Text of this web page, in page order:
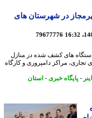
غیرمجاز در شهرستان های
79677776
های کشف شده در منازل
مراکز دامپروری و کارگاه
پایگاه خبری- استان